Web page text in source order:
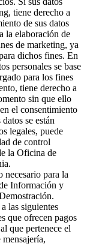
tiene derecho a
de sus datos
la elaboración de
de marketing, ya
dichos fines. En
personales se base
para los fines
tiene derecho a
sin que ello
el consentimiento
se están
legales, puede
de control
la Oficina de
necesario para la
Información y
las siguientes
que ofrecen pagos
que pertenece el
mensajería,